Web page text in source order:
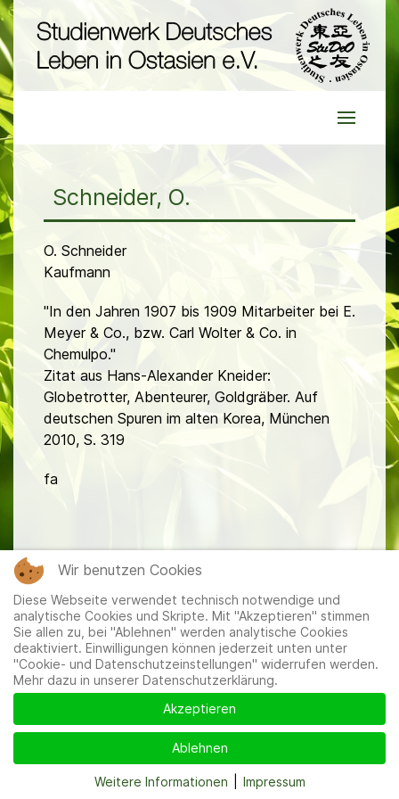
Schneider, O.
O. Schneider
Kaufmann
"In den Jahren 1907 bis 1909 Mitarbeiter bei E.
Meyer & Co., bzw. Carl Wolter & Co. in
Chemulpo."
Zitat aus Hans-Alexander Kneider:
Globetrotter, Abenteurer, Goldgräber. Auf
deutschen Spuren im alten Korea, München
2010, S. 319
fa
Mitglieder|Impressum|Datenschutzerklärung|Cookie-
und Datenschutzeinstellungen
Wir benutzen Cookies
Diese Webseite verwendet technisch notwendige und
analytische Cookies und Skripte. Mit "Akzeptieren" stimmen
Sie allen zu, bei "Ablehnen" werden analytische Cookies
deaktiviert. Einwilligungen können jederzeit unten unter
"Cookie- und Datenschutzeinstellungen" widerrufen werden.
Mehr dazu in unserer Datenschutzerklärung.
Akzeptieren
Ablehnen
Weitere Informationen Impressum